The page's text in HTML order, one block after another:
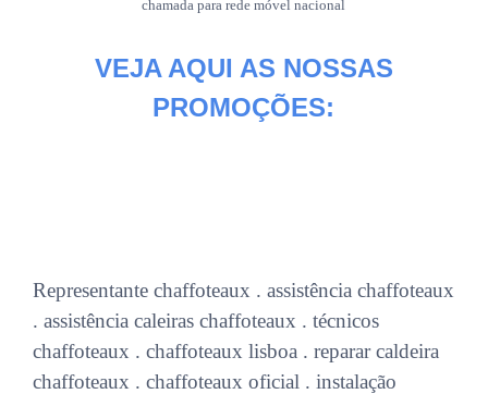
chamada para rede móvel nacional
VEJA AQUI AS NOSSAS
PROMOÇÕES:
Representante chaffoteaux . assistência chaffoteaux
. assistência caleiras chaffoteaux . técnicos
chaffoteaux . chaffoteaux lisboa . reparar caldeira
chaffoteaux . chaffoteaux oficial . instalação